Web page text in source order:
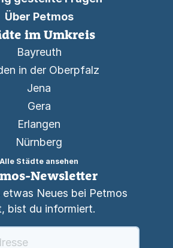
Über Petmos
im Umkreis
Bayreuth
in der Oberpfalz
Jena
Gera
Erlangen
Nürnberg
Alle Städte ansehen
Newsletter
etwas Neues bei Petmos
bist du informiert.